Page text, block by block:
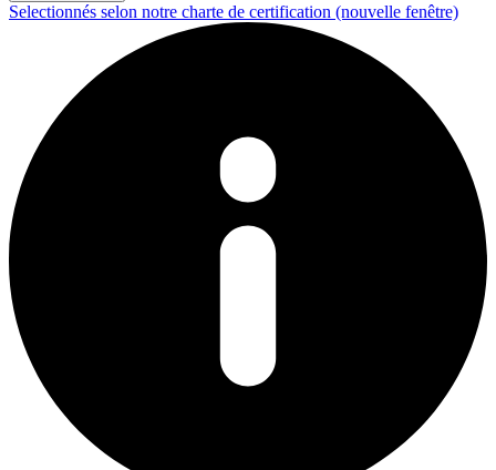
Selectionnés selon notre charte de certification (nouvelle fenêtre)